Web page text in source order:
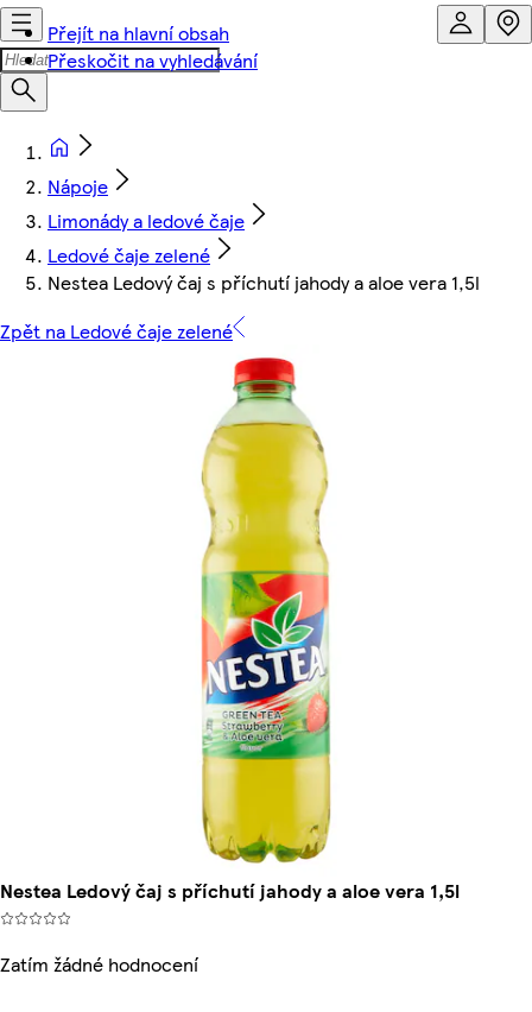
Přejít na hlavní obsah
Přeskočit na vyhledávání
Nápoje
Limonády a ledové čaje
Ledové čaje zelené
Nestea Ledový čaj s příchutí jahody a aloe vera 1,5l
Zpět na Ledové čaje zelené
Nestea Ledový čaj s příchutí jahody a aloe vera 1,5l
Zatím žádné hodnocení